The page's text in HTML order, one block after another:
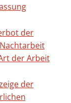
der
der Arbeit
der